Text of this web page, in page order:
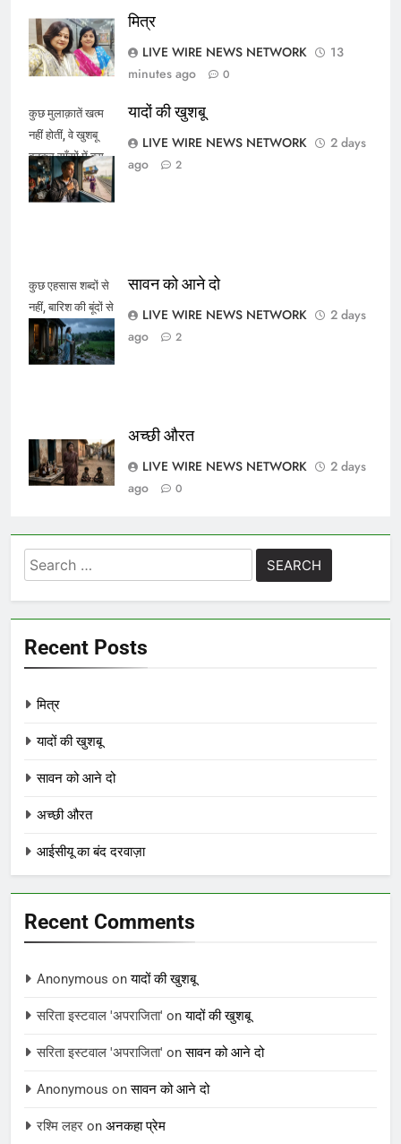
मित्र
LIVE WIRE NEWS NETWORK
13
minutes ago
0
कुछ मुलाक़ातें खत्म
नहीं होतीं, वे खुशबू
बनकर साँसों में बस
जाती हैं।
यादों की खुशबू
LIVE WIRE NEWS NETWORK
2 days
ago
2
कुछ एहसास शब्दों से
नहीं, बारिश की बूंदों से
कहे जाते हैं।
सावन को आने दो
LIVE WIRE NEWS NETWORK
2 days
ago
2
अच्छी औरत
LIVE WIRE NEWS NETWORK
2 days
ago
0
Search
for:
Recent Posts
मित्र
यादों की खुशबू
सावन को आने दो
अच्छी औरत
आईसीयू का बंद दरवाज़ा
Recent Comments
Anonymous onयादों की खुशबू
सरिता इस्टवाल 'अपराजिता' onयादों की खुशबू
सरिता इस्टवाल 'अपराजिता' onसावन को आने दो
Anonymous onसावन को आने दो
रश्मि लहर on अनकहा प्रेम